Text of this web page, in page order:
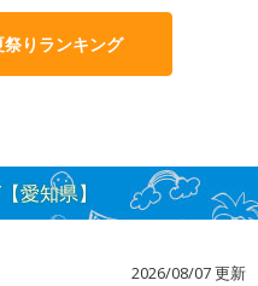
りランキング
愛知県】
2026/08/07 更新